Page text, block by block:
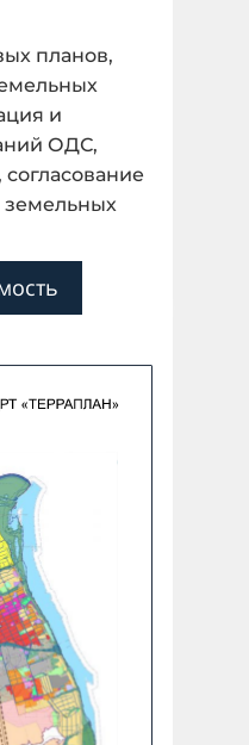
планов,
и
ОДС,
земельных